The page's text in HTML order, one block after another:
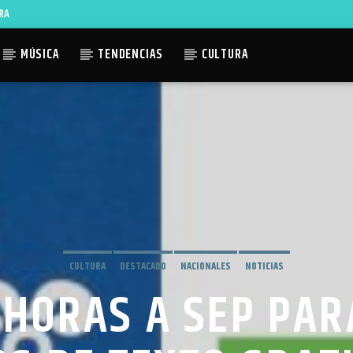
MÚSICA TENDENCIAS CULTURA
CULTURA DESTACADO NACIONALES NOTICIAS
A SEP